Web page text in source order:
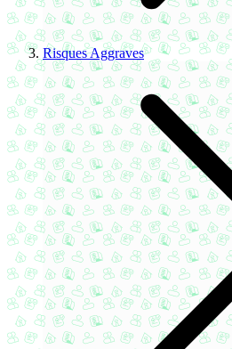
Risques Aggraves